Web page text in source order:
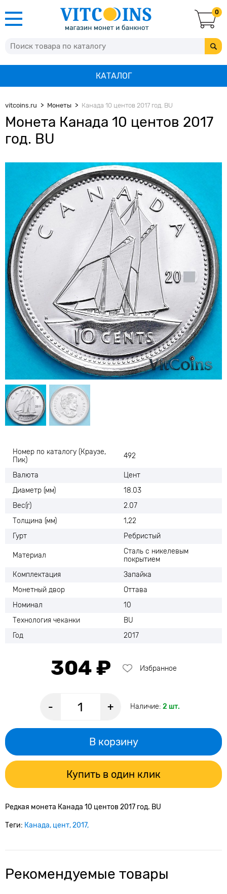
0
КАТАЛОГ
vitcoins.ru Монеты Канада 10 центов 2017 год. BU
Монета Канада 10 центов 2017
год. BU
Номер по каталогу (Краузе,
Пик)
492
Валюта
Цент
Диаметр (мм)
18.03
Вес(г)
2.07
Толщина (мм)
1,22
Гурт
Ребристый
Материал
Сталь с никелевым
покрытием
Комплектация
Запайка
Монетный двор
Оттава
Номинал
10
Технология чеканки
BU
Год
2017
304 ₽ Избранное
- + Наличие: 2 шт.
В корзину
Купить в один клик
Редкая монета Канада 10 центов 2017 год. BU
Теги: Канада цент 2017
Рекомендуемые товары